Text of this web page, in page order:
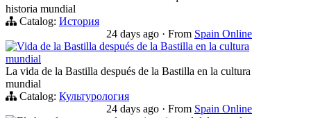
historia mundial
Catalog: История
24 days ago · From Spain Online
Vida de la Bastilla después de la Bastilla en la cultura
mundial
La vida de la Bastilla después de la Bastilla en la cultura
mundial
Catalog: Культурология
24 days ago · From Spain Online